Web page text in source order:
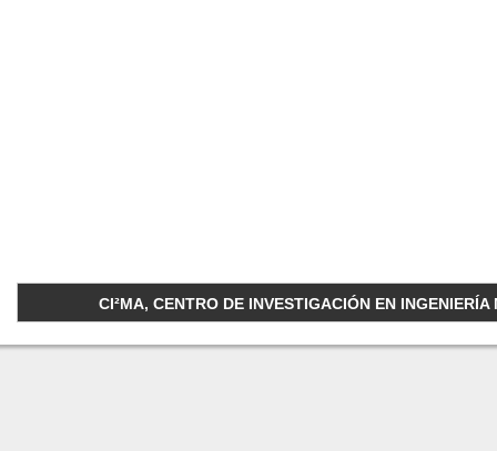
CI²MA, CENTRO DE INVESTIGACIÓN EN